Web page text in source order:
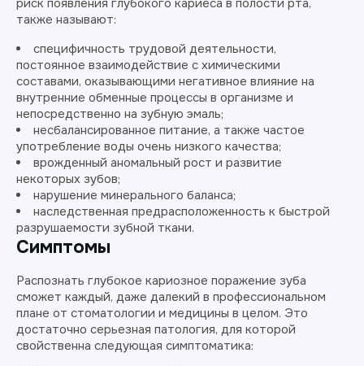
риск появления глубокого кариеса в полости рта,
также называют:
специфичность трудовой деятельности,
постоянное взаимодействие с химическими
составами, оказывающими негативное влияние на
внутренние обменные процессы в организме и
непосредственно на зубную эмаль;
несбалансированное питание, а также частое
употребление воды очень низкого качества;
врожденный аномальный рост и развитие
некоторых зубов;
нарушение минерального баланса;
наследственная предрасположенность к быстрой
разрушаемости зубной ткани.
Симптомы
Распознать глубокое кариозное поражение зуба
сможет каждый, даже далекий в профессиональном
плане от стоматологии и медицины в целом. Это
достаточно серьезная патология, для которой
свойственна следующая симптоматика: